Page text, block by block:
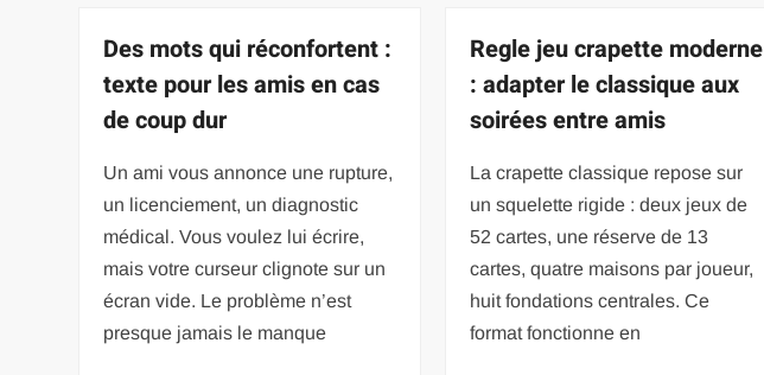
Des mots qui réconfortent :
texte pour les amis en cas
de coup dur
Un ami vous annonce une rupture,
un licenciement, un diagnostic
médical. Vous voulez lui écrire,
mais votre curseur clignote sur un
écran vide. Le problème n’est
presque jamais le manque
Regle jeu crapette moderne
: adapter le classique aux
soirées entre amis
La crapette classique repose sur
un squelette rigide : deux jeux de
52 cartes, une réserve de 13
cartes, quatre maisons par joueur,
huit fondations centrales. Ce
format fonctionne en